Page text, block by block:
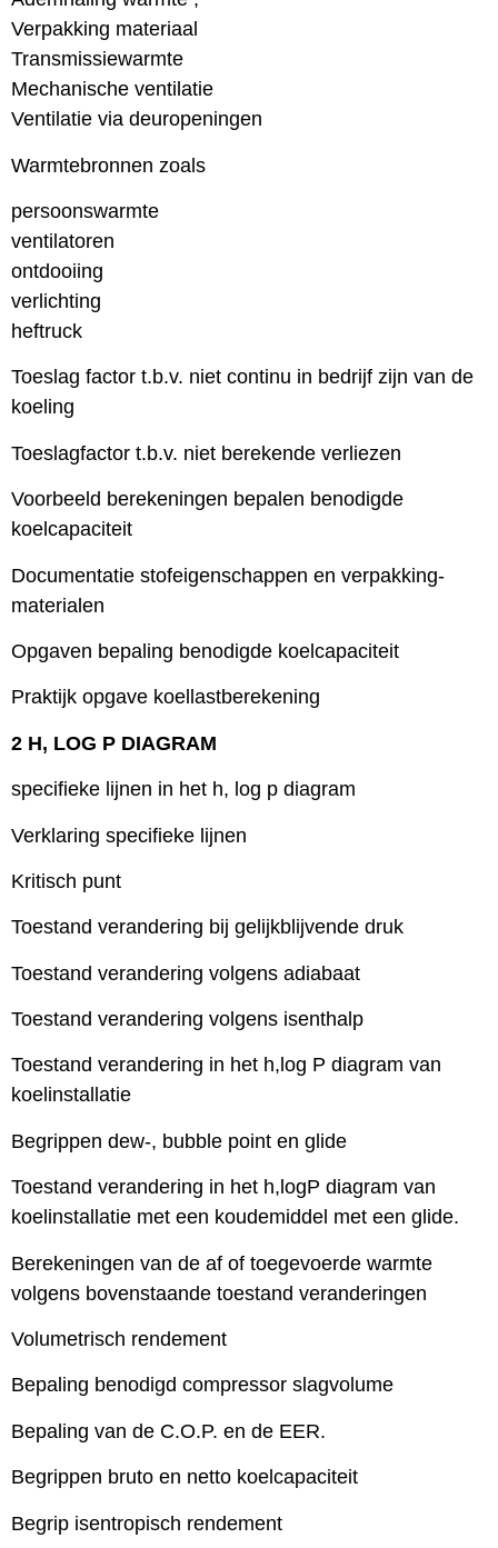
Verpakking materiaal
Transmissiewarmte
Mechanische ventilatie
Ventilatie via deuropeningen
Warmtebronnen zoals
persoonswarmte
ventilatoren
ontdooiing
verlichting
heftruck
Toeslag factor t.b.v. niet continu in bedrijf zijn van de
koeling
Toeslagfactor t.b.v. niet berekende verliezen
Voorbeeld berekeningen bepalen benodigde
koelcapaciteit
Documentatie stofeigenschappen en verpakking-
materialen
Opgaven bepaling benodigde koelcapaciteit
Praktijk opgave koellastberekening
2 H, LOG P DIAGRAM
specifieke lijnen in het h, log p diagram
Verklaring specifieke lijnen
Kritisch punt
Toestand verandering bij gelijkblijvende druk
Toestand verandering volgens adiabaat
Toestand verandering volgens isenthalp
Toestand verandering in het h,log P diagram van
koelinstallatie
Begrippen dew-, bubble point en glide
Toestand verandering in het h,logP diagram van
koelinstallatie met een koudemiddel met een glide.
Berekeningen van de af of toegevoerde warmte
volgens bovenstaande toestand veranderingen
Volumetrisch rendement
Bepaling benodigd compressor slagvolume
Bepaling van de C.O.P. en de EER.
Begrippen bruto en netto koelcapaciteit
Begrip isentropisch rendement